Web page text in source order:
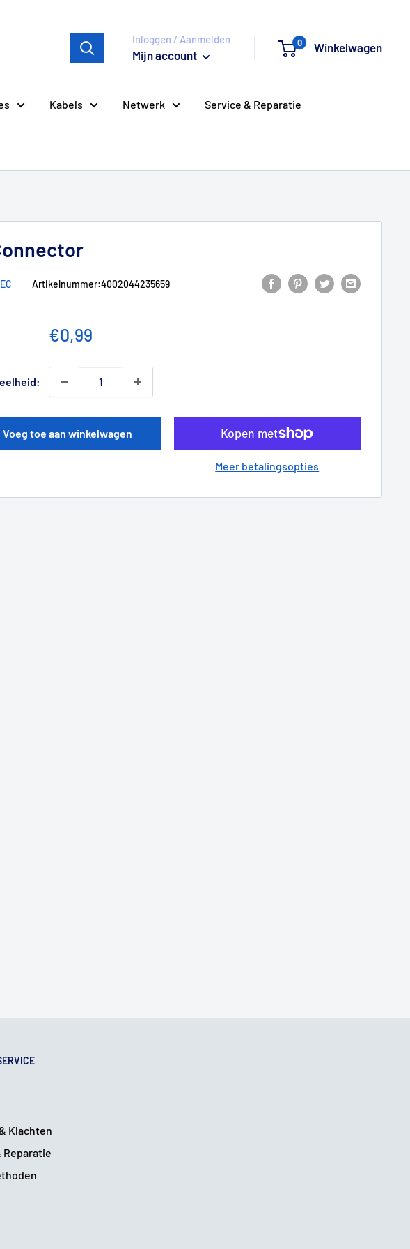
Inloggen / Aanmelden
Mijn account
0 Winkelwagen
Kabels Netwerk Service & Reparatie
Artikelnummer:4002044235659
Verkoopprijs
€0,99
Voeg toe aan winkelwagen
Meer betalingsopties
Klachten
Reparatie